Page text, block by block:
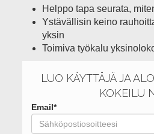
Helppo tapa seurata,
Ystävällisin keino
yksin
Toimiva työkalu
LUO KÄYTTÄJÄ JA
KOKEILU
Email*